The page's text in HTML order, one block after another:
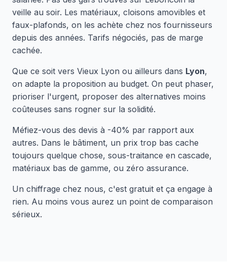
veille au soir. Les matériaux, cloisons amovibles et
faux-plafonds, on les achète chez nos fournisseurs
depuis des années. Tarifs négociés, pas de marge
cachée.
Que ce soit vers Vieux Lyon ou ailleurs dans Lyon,
on adapte la proposition au budget. On peut phaser,
prioriser l'urgent, proposer des alternatives moins
coûteuses sans rogner sur la solidité.
Méfiez-vous des devis à -40% par rapport aux
autres. Dans le bâtiment, un prix trop bas cache
toujours quelque chose, sous-traitance en cascade,
matériaux bas de gamme, ou zéro assurance.
Un chiffrage chez nous, c'est gratuit et ça engage à
rien. Au moins vous aurez un point de comparaison
sérieux.